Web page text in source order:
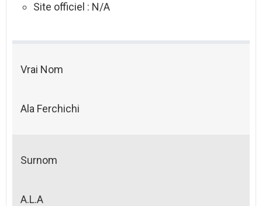
Site officiel : N/A
Vrai Nom
Ala Ferchichi
Surnom
A.L.A